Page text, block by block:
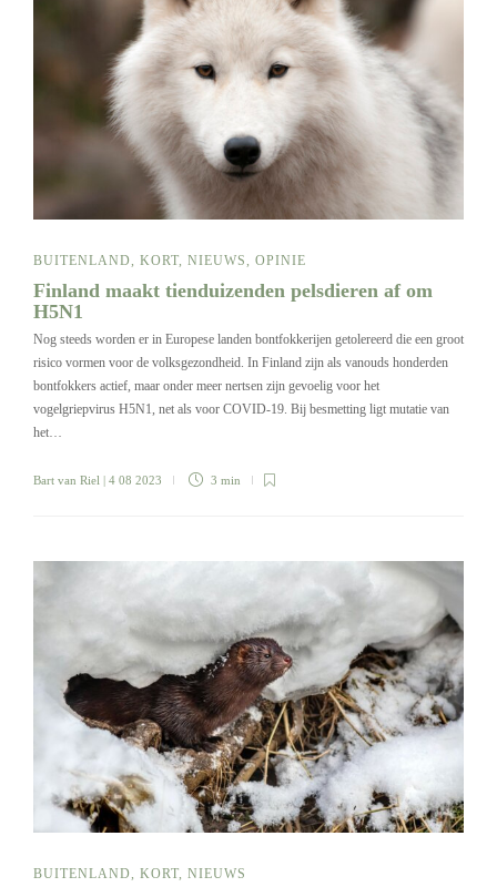
BUITENLAND, KORT, NIEUWS, OPINIE
Finland maakt tienduizenden pelsdieren af om
H5N1
Nog steeds worden er in Europese landen bontfokkerijen getolereerd die een groot
risico vormen voor de volksgezondheid. In Finland zijn als vanouds honderden
bontfokkers actief, maar onder meer nertsen zijn gevoelig voor het
vogelgriepvirus H5N1, net als voor COVID-19. Bij besmetting ligt mutatie van
het…
Bart van Riel | 4 08 2023 3 min
BUITENLAND KORT NIEUWS